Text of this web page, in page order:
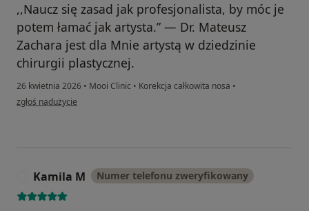
,,Naucz się zasad jak profesjonalista, by móc je
potem łamać jak artysta.” — Dr. Mateusz
Zachara jest dla Mnie artystą w dziedzinie
chirurgii plastycznej.
26 kwietnia 2026 • Mooi Clinic • Korekcja całkowita nosa •
w opinii użytkownika Szczęśliwa posiadaczka pięknego nosa
zgłoś nadużycie
Kamila M Numer telefonu zweryfikowany